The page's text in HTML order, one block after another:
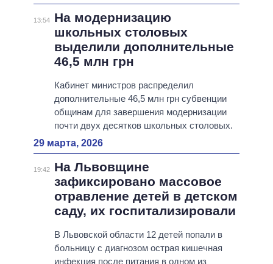
13:54
На модернизацию
школьных столовых
выделили дополнительные
46,5 млн грн
Кабинет министров распределил
дополнительные 46,5 млн грн субвенции
общинам для завершения модернизации
почти двух десятков школьных столовых.
29 марта, 2026
19:42
На Львовщине
зафиксировано массовое
отравление детей в детском
саду, их госпитализировали
В Львовской области 12 детей попали в
больницу с диагнозом острая кишечная
инфекция после питания в одном из